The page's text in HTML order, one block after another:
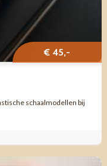
€ 45,-
schaalmodellen bij